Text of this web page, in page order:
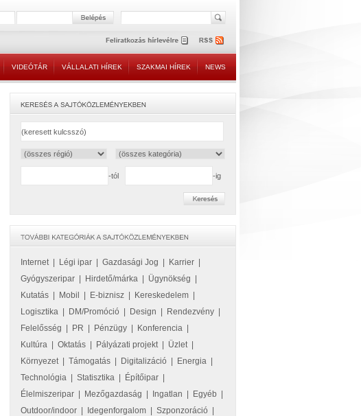
VIDEÓTÁR VÁLLALATI HÍREK SZAKMAI HÍREK NEWS
-tól -ig
Internet| Légi ipar Gazdasági Jog Karrier
Gyógyszeripar
Hirdető/márka Ügynökség
Kutatás
Mobil E-biznisz Kereskedelem
Logisztika
DM/Promóció Design Rendezvény
Felelősség
PR Pénzügy Konferencia
Kultúra
Oktatás Pályázati projekt| Üzlet|
Környezet| Támogatás Digitalizáció Energia
Technológia
Statisztika Építőipar
Élelmiszeripar
Mezőgazdaság Ingatlan Egyéb
Outdoor/indoor
Idegenforgalom Szponzoráció